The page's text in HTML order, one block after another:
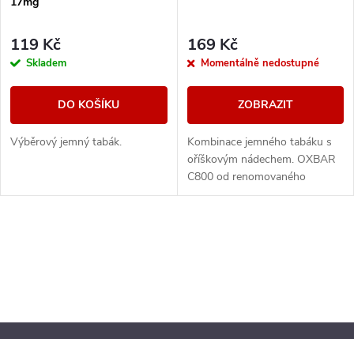
119 Kč
Skladem
DO KOŠÍKU
Výběrový jemný tabák.
169 Kč
Momentálně nedostupné
ZOBRAZIT
Kombinace jemného tabáku s
oříškovým nádechem. OXBAR
C800 od renomovaného
výrobce OXVA přináší moderní